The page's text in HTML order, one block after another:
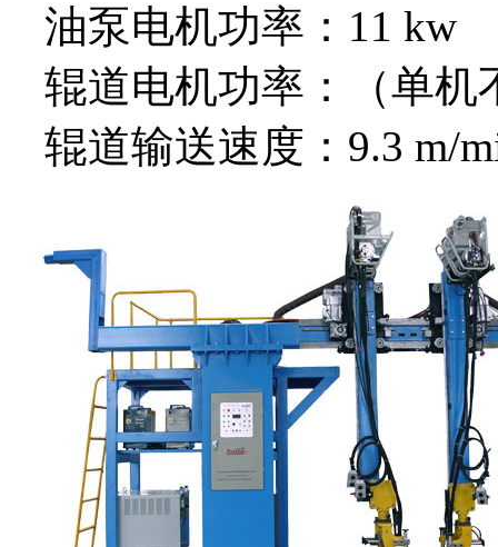
油泵电机功率：11 kw
辊道电机功率：（单机
辊道输送速度：9.3 m/